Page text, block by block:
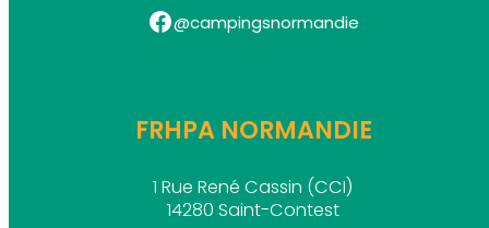
Facebook @campingsnormandie
FRHPA NORMANDIE
1 Rue René Cassin (CCI)
14280 Saint-Contest